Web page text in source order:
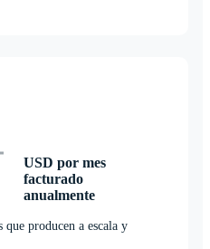
USD por mes
facturado
anualmente
que producen a escala y